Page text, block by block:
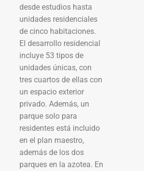
desde estudios hasta
unidades residenciales
de cinco habitaciones.
El desarrollo residencial
incluye 53 tipos de
unidades únicas, con
tres cuartos de ellas con
un espacio exterior
privado. Además, un
parque solo para
residentes está incluido
en el plan maestro,
además de los dos
parques en la azotea. En